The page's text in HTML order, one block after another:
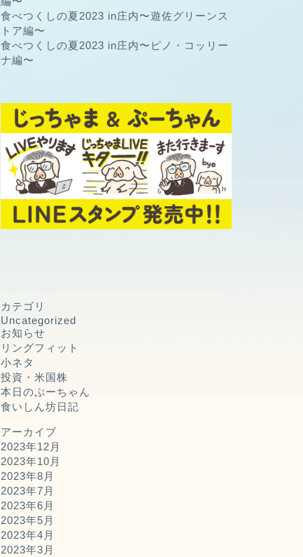
食べつくしの夏2023 in庄内〜遊佐グリーンス
トア編〜
食べつくしの夏2023 in庄内〜ピノ・コッリー
ナ編〜
カテゴリ
Uncategorized
お知らせ
リングフィット
小ネタ
投資・米国株
本日のぷーちゃん
食いしん坊日記
アーカイブ
2023年12月
2023年10月
2023年8月
2023年7月
2023年6月
2023年5月
2023年4月
2023年3月